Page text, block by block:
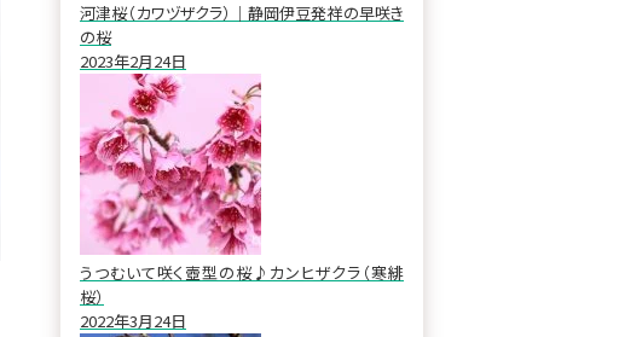
河津桜（カワヅザクラ）｜静岡伊豆発祥の早咲き
の桜
2023年2月24日
うつむいて咲く壺型の桜♪カンヒザクラ（寒緋
桜）
2022年3月24日